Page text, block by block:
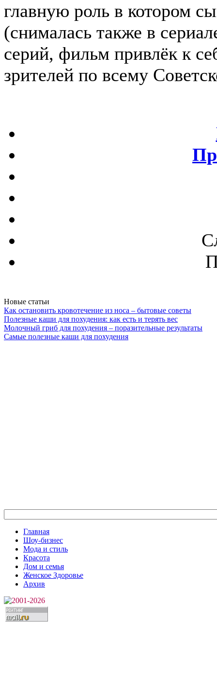
главную роль в котором
(снималась также в
серий, фильм привлёк к
зрителей по всему
Новые статьи
Как остановить кровотечение из носа – бытовые советы
Полезные каши для похудения: как есть и терять вес
Молочный гриб для похудения – поразительные результаты
Самые полезные каши для похудения
Главная
Шоу-бизнес
Мода и стиль
Красота
Дом и семья
Женское Здоровье
Архив
2001-2026